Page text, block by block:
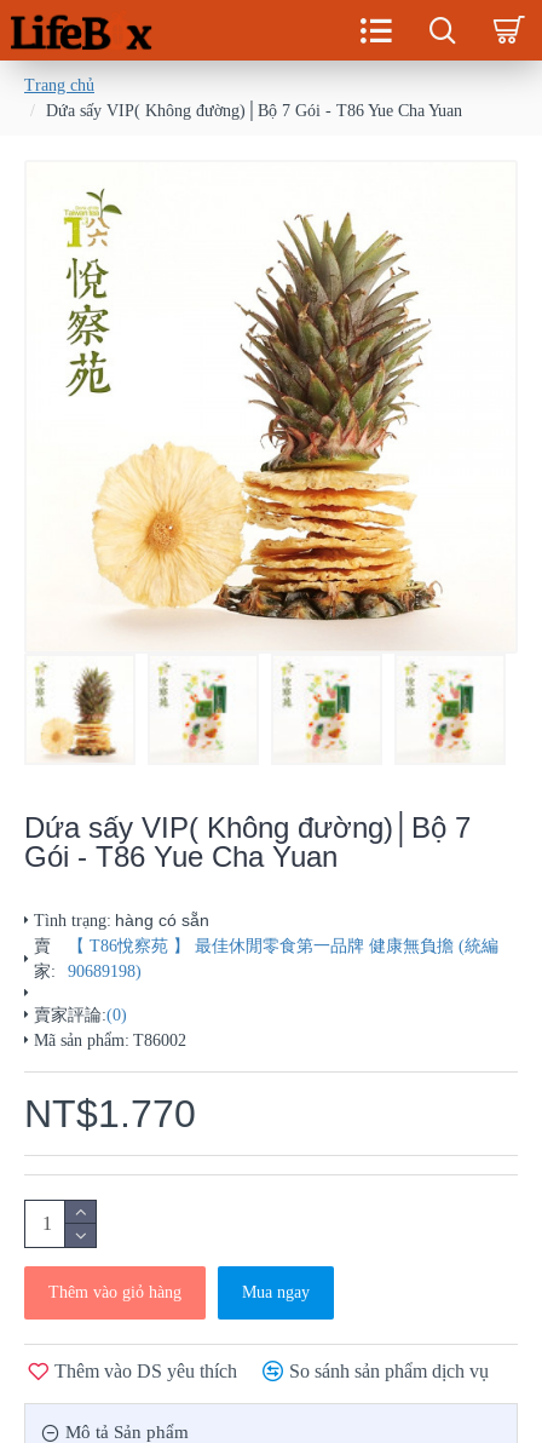
Trang chủ
Dứa sấy VIP( Không đường)│Bộ 7 Gói - T86 Yue Cha Yuan
Dứa sấy VIP( Không đường)│Bộ 7
Gói - T86 Yue Cha Yuan
Tình trạng: hàng có sẵn
賣
家:
【 T86悅察苑 】 最佳休閒零食第一品牌 健康無負擔 (統編
90689198)
賣家評論:(0)
Mã sản phẩm: T86002
NT$1.770
Thêm vào giỏ hàng Mua ngay
Thêm vào DS yêu thích So sánh sản phẩm dịch vụ
Mô tả Sản phẩm